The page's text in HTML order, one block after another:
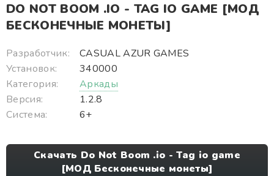
DO NOT BOOM .IO - TAG IO GAME [МОД
БЕСКОНЕЧНЫЕ МОНЕТЫ]
Разработчик:
CASUAL AZUR GAMES
Установок:
340000
Категория:
Аркады
Версия:
1.2.8
Система:
6+
Скачать Do Not Boom .io - Tag io game
[МОД Бесконечные монеты]